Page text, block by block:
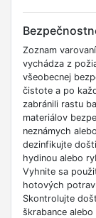
Zoznam
vychádza z
všeobecnej
čistote a po
zabránili rastu
materiálov
neznámych
dezinfikujte
hydinou alebo
Vyhnite sa
hotových
Skontrolujte
škrabance